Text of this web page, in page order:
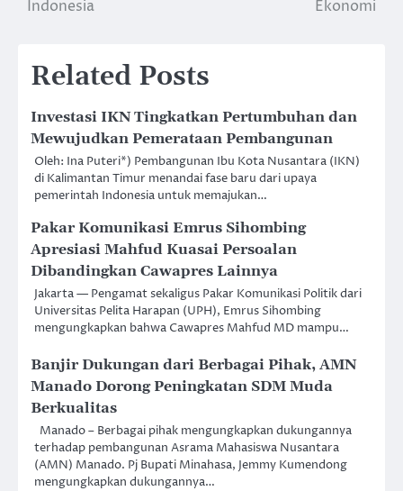
Indonesia
Ekonomi
Related Posts
Investasi IKN Tingkatkan Pertumbuhan dan
Mewujudkan Pemerataan Pembangunan
Oleh: Ina Puteri*) Pembangunan Ibu Kota Nusantara (IKN)
di Kalimantan Timur menandai fase baru dari upaya
pemerintah Indonesia untuk memajukan…
Pakar Komunikasi Emrus Sihombing
Apresiasi Mahfud Kuasai Persoalan
Dibandingkan Cawapres Lainnya
Jakarta — Pengamat sekaligus Pakar Komunikasi Politik dari
Universitas Pelita Harapan (UPH), Emrus Sihombing
mengungkapkan bahwa Cawapres Mahfud MD mampu…
Banjir Dukungan dari Berbagai Pihak, AMN
Manado Dorong Peningkatan SDM Muda
Berkualitas
Manado – Berbagai pihak mengungkapkan dukungannya
terhadap pembangunan Asrama Mahasiswa Nusantara
(AMN) Manado. Pj Bupati Minahasa, Jemmy Kumendong
mengungkapkan dukungannya…